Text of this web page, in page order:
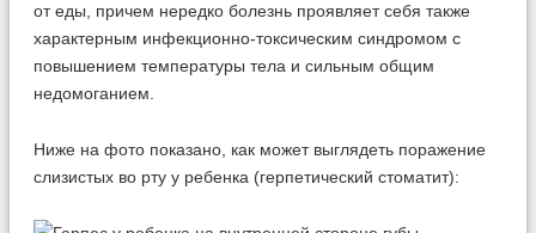
от еды, причем нередко болезнь проявляет себя также
характерным инфекционно-токсическим синдромом с
повышением температуры тела и сильным общим
недомоганием.
Ниже на фото показано, как может выглядеть поражение
слизистых во рту у ребенка (герпетический стоматит):